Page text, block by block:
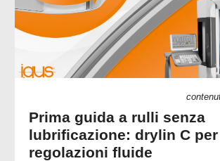
Prima guida a rulli senza
lubrificazione: drylin C per
regolazioni fluide